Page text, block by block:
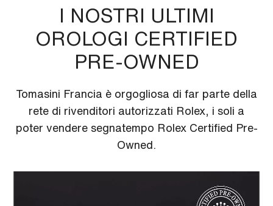
I NOSTRI ULTIMI
OROLOGI CERTIFIED
PRE-OWNED
Tomasini Francia è orgogliosa di far parte della
rete di rivenditori autorizzati Rolex, i soli a
poter vendere segnatempo Rolex Certified Pre-
Owned.